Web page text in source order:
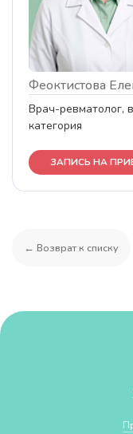
Феоктистова
Врач-ревматолог,
категория
ЗАПИСЬ НА
← Возврат к списку